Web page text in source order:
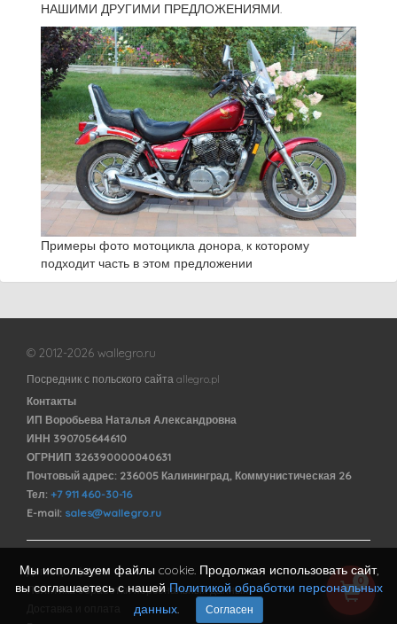
НАШИМИ ДРУГИМИ ПРЕДЛОЖЕНИЯМИ.
Примеры фото мотоцикла донора, к которому
подходит часть в этом предложении
© 2012-2026 wallegro.ru
Посредник с польского сайта allegro.pl
Контакты
ИП Воробьева Наталья Александровна
ИНН 390705644610
ОГРНИП 326390000040631
Почтовый адрес: 236005 Калининград, Коммунистическая 26
Тел: +7 911 460-30-16
E-mail: sales@wallegro.ru
Договор оферты
Политика обработки персональных данных
0
Мы используем файлы cookie. Продолжая использовать сайт,
вы соглашаетесь с нашей Политикой обработки персональных
данных
Согласен